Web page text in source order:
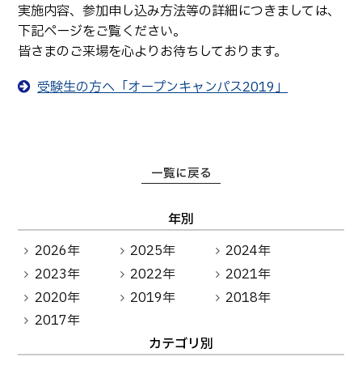
実施内容、参加申し込み方法等の詳細につきましては、
下記ページをご覧ください。
皆さまのご来場を心よりお待ちしております。
受験生の方へ「オープンキャンパス2019」
一覧に戻る
年別
2026年
2025年
2024年
2023年
2022年
2021年
2020年
2019年
2018年
2017年
カテゴリ別
卒業生の方へ
教職員向け